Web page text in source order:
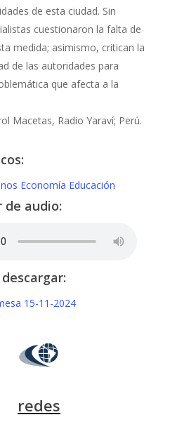
de esta ciudad. Sin
cuestionaron la falta de
medida; asimismo, critican la
de las autoridades para
que afecta a la
Macetas, Radio Yaraví; Perú.
Economía Educación
de audio:
15-11-2024
redes